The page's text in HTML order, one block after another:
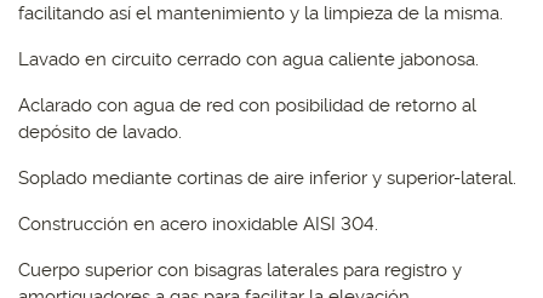
facilitando así el mantenimiento y la limpieza de la misma.
Lavado en circuito cerrado con agua caliente jabonosa.
Aclarado con agua de red con posibilidad de retorno al
depósito de lavado.
Soplado mediante cortinas de aire inferior y superior-lateral.
Construcción en acero inoxidable AISI 304.
Cuerpo superior con bisagras laterales para registro y